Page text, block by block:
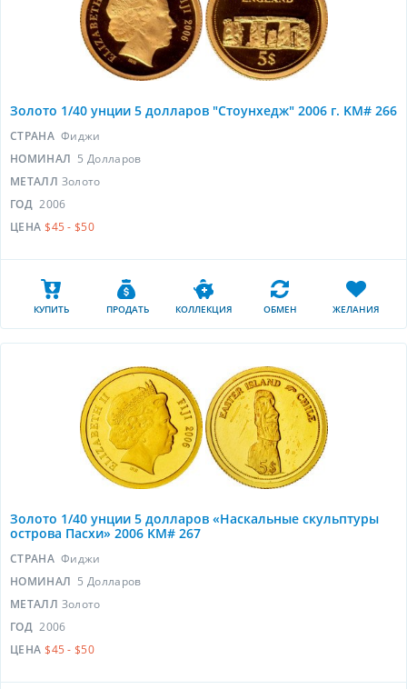
Золото 1/40 унции 5 долларов "Стоунхедж" 2006 г. KM# 266
СТРАНА Фиджи
НОМИНАЛ 5 Долларов
МЕТАЛЛ Золото
ГОД 2006
ЦЕНА $45 - $50
КУПИТЬ ПРОДАТЬ КОЛЛЕКЦИЯ ОБМЕН ЖЕЛАНИЯ
Золото 1/40 унции 5 долларов «Наскальные скульптуры
острова Пасхи» 2006 KM# 267
СТРАНА Фиджи
НОМИНАЛ 5 Долларов
МЕТАЛЛ Золото
ГОД 2006
ЦЕНА $45 - $50